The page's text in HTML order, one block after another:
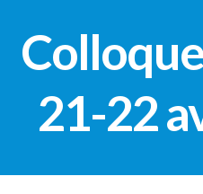
21-22